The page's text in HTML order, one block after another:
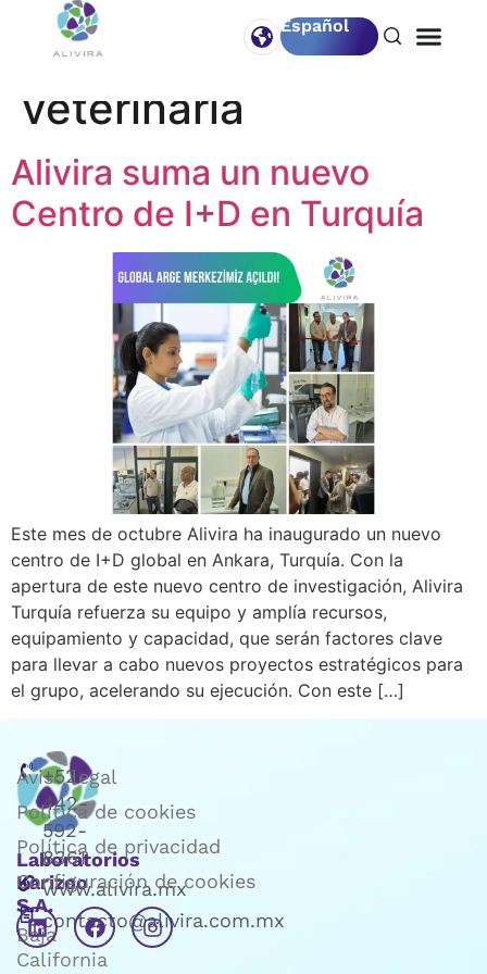
Español
Etiqueta:
Ciencia
veterinaria
Alivira suma un nuevo
Centro de I+D en Turquía
Este mes de octubre Alivira ha inaugurado un nuevo
centro de I+D global en Ankara, Turquía. Con la
apertura de este nuevo centro de investigación, Alivira
Turquía refuerza su equipo y amplía recursos,
equipamiento y capacidad, que serán factores clave
para llevar a cabo nuevos proyectos estratégicos para
el grupo, acelerando su ejecución. Con este […]
Laboratorios
Karizoo
S.A.
Baja
California
+52
442-
592-
8361
www.alivira.mx
contacto@alivira.com.mx
Aviso legal
Política de cookies
Política de privacidad
Configuración de cookies